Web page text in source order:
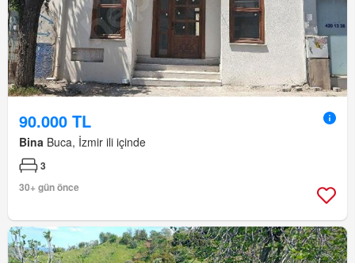
90.000 TL
Bina Buca, İzmir ili içinde
3
30+ gün önce